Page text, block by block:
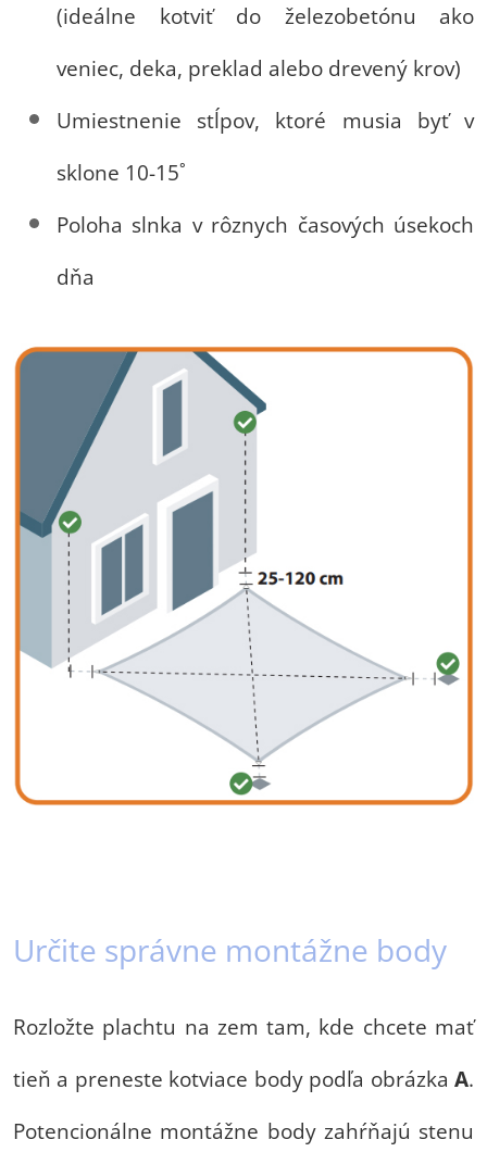
(ideálne kotviť do železobetónu ako
veniec, deka, preklad alebo drevený krov)
Umiestnenie stĺpov, ktoré musia byť v
sklone 10-15˚
Poloha slnka v rôznych časových úsekoch
dňa
Určite správne montážne body
Rozložte plachtu na zem tam, kde chcete mať
tieň a preneste kotviace body podľa obrázka A.
Potencionálne montážne body zahŕňajú stenu